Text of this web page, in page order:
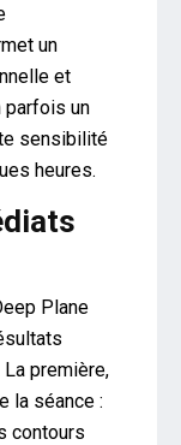
un
et
parfois un
sensibilité
heures.
Plane
première,
la séance :
contours